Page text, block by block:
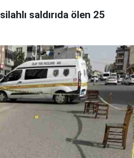
saldırıda ölen 25